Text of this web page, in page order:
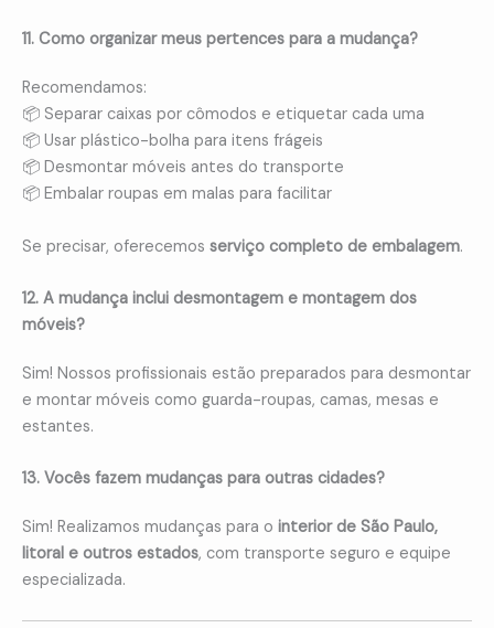
11. Como organizar meus pertences para a mudança?
Recomendamos:
📦 Separar caixas por cômodos e etiquetar cada uma
📦 Usar plástico-bolha para itens frágeis
📦 Desmontar móveis antes do transporte
📦 Embalar roupas em malas para facilitar
Se precisar, oferecemos serviço completo de embalagem.
12. A mudança inclui desmontagem e montagem dos
móveis?
Sim! Nossos profissionais estão preparados para desmontar
e montar móveis como guarda-roupas, camas, mesas e
estantes.
13. Vocês fazem mudanças para outras cidades?
Sim! Realizamos mudanças para o interior de São Paulo,
litoral e outros estados, com transporte seguro e equipe
especializada.